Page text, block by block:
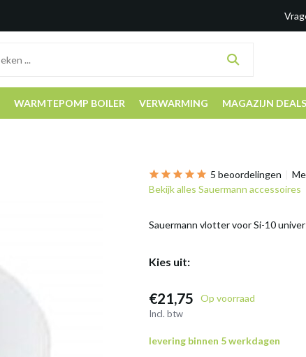
WARMTEPOMP BOILER VERWARMING MAGAZIJN DEALS
5 beoordelingen
Bekijk alles Sauermann accessoires
Sauermann vlotter voor Si-10
Kies uit:
€21,75 Op voorraad
Incl. btw
levering binnen 5 werkdagen